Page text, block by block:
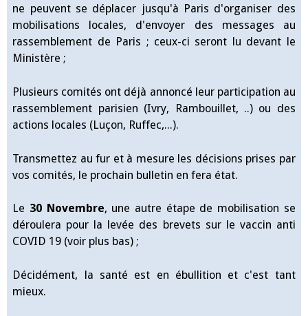
ne peuvent se déplacer jusqu'à Paris d'organiser des
mobilisations locales, d'envoyer des messages au
rassemblement de Paris ; ceux-ci seront lu devant le
Ministère ;
Plusieurs comités ont déjà annoncé leur participation au
rassemblement parisien (Ivry, Rambouillet, ..) ou des
actions locales (Luçon, Ruffec,...).
Transmettez au fur et à mesure les décisions prises par
vos comités, le prochain bulletin en fera état.
Le 30 Novembre, une autre étape de mobilisation se
déroulera pour la levée des brevets sur le vaccin anti
COVID 19 (voir plus bas) ;
Décidément, la santé est en ébullition et c'est tant
mieux.